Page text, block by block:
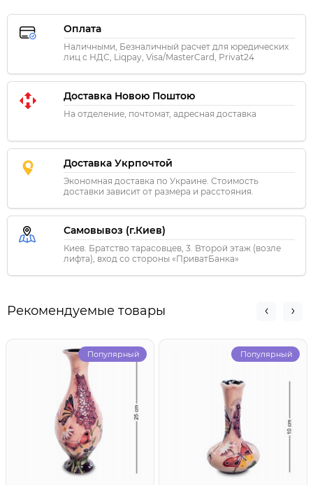
Оплата
Наличными, Безналичный расчет для юредических
лиц с НДС, Liqpay, Visa/MasterCard, Privat24
Доставка Новою Поштою
На отделение, почтомат, адресная доставка
Доставка Укрпочтой
Экономная доставка по Украине. Стоимость
доставки зависит от размера и расстояния.
Самовывоз (г.Киев)
Киев. Братство тарасовцев, 3. Второй этаж (возле
лифта), вход со стороны «ПриватБанка»
Рекомендуемые товары
Популярный Популярный